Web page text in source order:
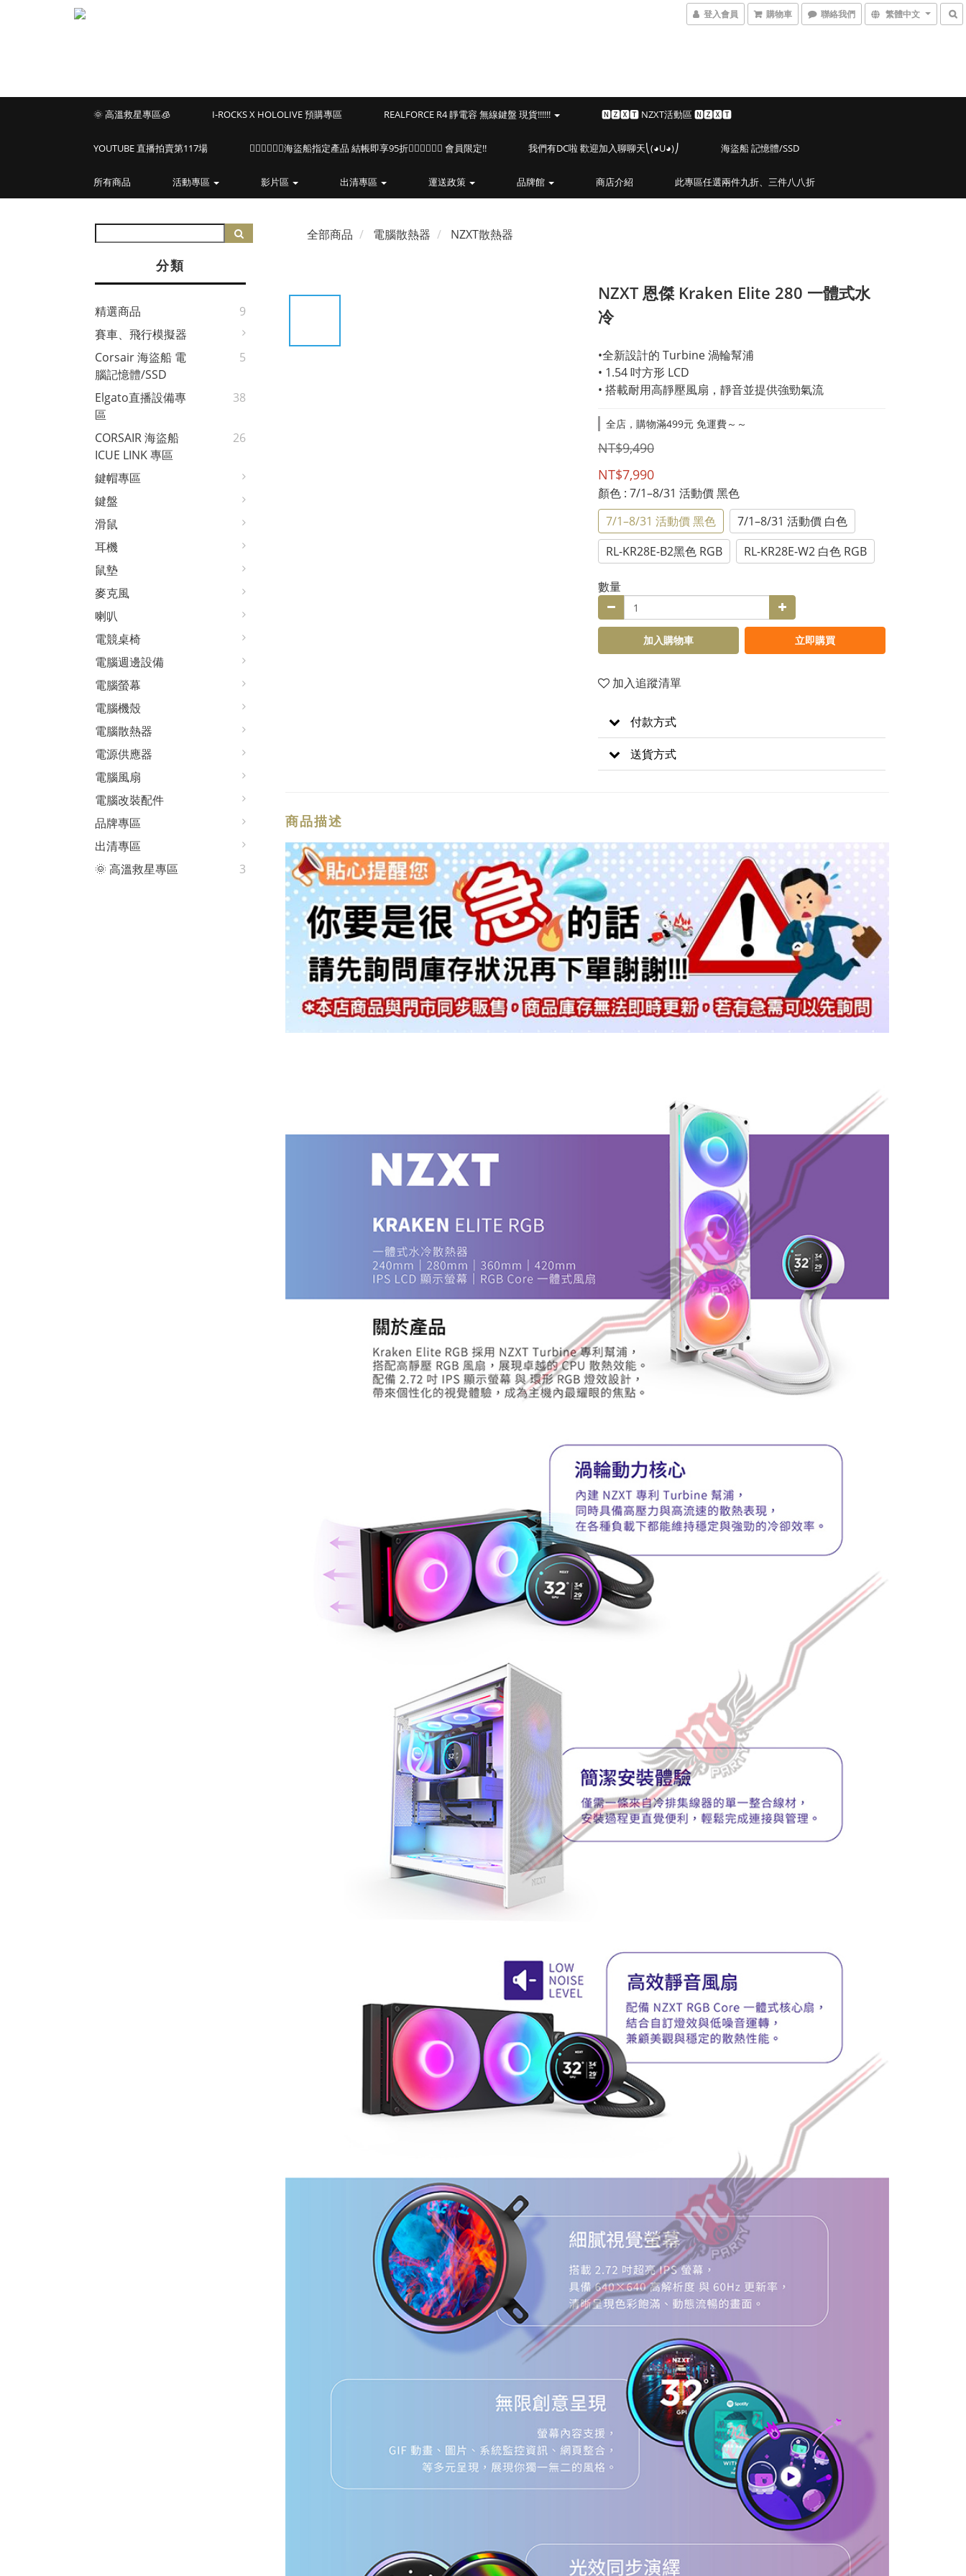
登入會員 購物車 聯絡我們 繁體中文
🌞 高溫救星專區🧊 I-ROCKS X HOLOLIVE 預購專區 REALFORCE R4 靜電容 無線鍵盤 現貨!!!!!! 🅽🆉🆇🆃 NZXT活動區 🅽🆉🆇🆃
YOUTUBE 直播拍賣第117場 🏴‍☠️🏴‍☠️🏴‍☠️海盜船指定產品 結帳即享95折🏴‍☠️🏴‍☠️🏴‍☠️ 會員限定!! 我們有DC啦 歡迎加入聊聊天⎝(◕U◕)⎠ 海盜船 記憶體/SSD
所有商品 活動專區 影片區 出清專區 運送政策 品牌館 商店介紹 此專區任選兩件九折、三件八八折
分類
精選商品
9
賽車、飛行模擬器
Corsair 海盜船 電
腦記憶體/SSD
5
Elgato直播設備專
區
38
CORSAIR 海盜船
ICUE LINK 專區
26
鍵帽專區
鍵盤
滑鼠
耳機
鼠墊
麥克風
喇叭
電競桌椅
電腦週邊設備
電腦螢幕
電腦機殼
電腦散熱器
電源供應器
電腦風扇
電腦改裝配件
品牌專區
出清專區
🌞 高溫救星專區
3
全部商品 電腦散熱器 NZXT散熱器
NZXT 恩傑 Kraken Elite 280 一體式水
冷
•全新設計的 Turbine 渦輪幫浦
• 1.54 吋方形 LCD
• 搭載耐用高靜壓風扇，靜音並提供強勁氣流
全店，購物滿499元 免運費～～
NT$9,490
NT$7,990
顏色 : 7/1–8/31 活動價 黑色
7/1–8/31 活動價 黑色
7/1–8/31 活動價 白色
RL-KR28E-B2黑色 RGB
RL-KR28E-W2 白色 RGB
數量
加入購物車 立即購買
加入追蹤清單
付款方式
送貨方式
商品描述